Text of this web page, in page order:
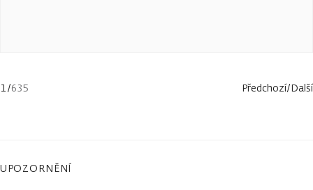
1/635 Předchozí/Další
UPOZORNĚNÍ